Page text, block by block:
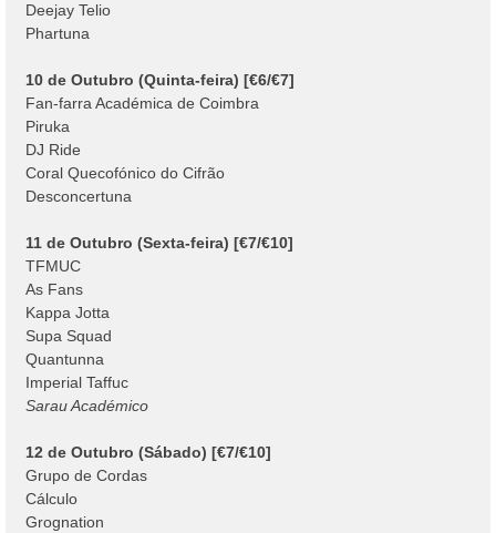
Deejay Telio
Phartuna
10 de Outubro (Quinta-feira) [€6/€7]
Fan-farra Académica de Coimbra
Piruka
DJ Ride
Coral Quecofónico do Cifrão
Desconcertuna
11 de Outubro (Sexta-feira) [€7/€10]
TFMUC
As Fans
Kappa Jotta
Supa Squad
Quantunna
Imperial Taffuc
Sarau Académico
12 de Outubro (Sábado) [€7/€10]
Grupo de Cordas
Cálculo
Grognation